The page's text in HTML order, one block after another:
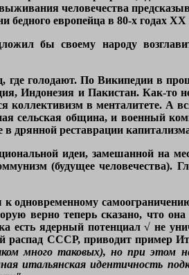
человечества
бедного европейца в 80-х годах ХХ
бы своему народу
где голодают. По Википедии в
Индонезия и Пакистан. Как-то
коллективизм в менталитете. А
сельская община, и военный
в дрянной реставрации
идеи, замешанной на
(будущее человечества).
одновременному
верно теперь сказано, что она
есть ядерный потенциал √ не
распад СССР, приводит пример
много таковых), но при этом
итальянская идентичность